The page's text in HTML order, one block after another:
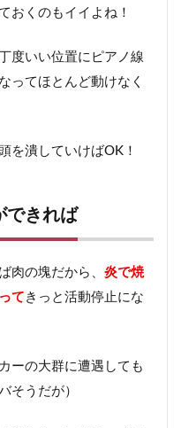
おくのもイイよね！
度いい位置にピアノ線
ってほとんど動けなく
を潰していけばOK！
できれば
肉の塊だから、 炎で焼
て きっと活動停止にな
ーの大群に遭遇しても
そうだが）